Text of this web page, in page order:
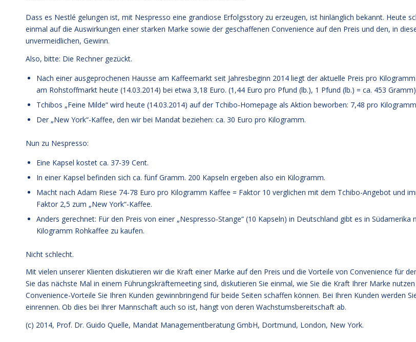
Dass es Nestlé gelungen ist, mit Nespresso eine grandiose Erfolgsstory zu erzeugen, ist hinlänglich bekannt. Heute
einmal auf die Auswirkungen einer starken Marke sowie der geschaffenen Convenience auf den Preis und den, in
unvermeidlichen, Gewinn.
Also, bitte: Die Rechner gezückt.
Nach einer ausgeprochenen Hausse am Kaffeemarkt seit Jahresbeginn 2014 liegt der aktuelle Preis pro
am Rohstoffmarkt heute (14.03.2014) bei etwa 3,18 Euro. (1,44 Euro pro Pfund (lb.), 1 Pfund (lb.) = ca. 453 Gramm)
Tchibos „Feine Milde“ wird heute (14.03.2014) auf der Tchibo-Homepage als Aktion beworben: 7,48 pro
Der „New York“-Kaffee, den wir bei Mandat beziehen: ca. 30 Euro pro Kilogramm.
Nun zu Nespresso:
Eine Kapsel kostet ca. 37-39 Cent.
In einer Kapsel befinden sich ca. fünf Gramm. 200 Kapseln ergeben also ein Kilogramm.
Macht nach Adam Riese 74-78 Euro pro Kilogramm Kaffee = Faktor 10 verglichen mit dem Tchibo-Angebot und
Faktor 2,5 zum „New York“-Kaffee.
Anders gerechnet: Für den Preis von einer „Nespresso-Stange“ (10 Kapseln) in Deutschland gibt es in Südamerika
Kilogramm Rohkaffee zu kaufen.
Nicht schlecht.
Mit vielen unserer Klienten diskutieren wir die Kraft einer Marke auf den Preis und die Vorteile von Convenience für
Sie das nächste Mal in einem Führungskräftemeeting sind, diskutieren Sie einmal, wie Sie die Kraft Ihrer Marke
Convenience-Vorteile Sie Ihren Kunden gewinnbringend für beide Seiten schaffen können. Bei Ihren Kunden werden
einrennen. Ob dies bei Ihrer Mannschaft auch so ist, hängt von deren Wachstumsbereitschaft ab.
(c) 2014, Prof. Dr. Guido Quelle, Mandat Managementberatung GmbH, Dortmund, London, New York.